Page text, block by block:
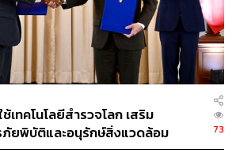
รามีโรงเรียนที่ยอดเยี่ยมทั้งการเรียนการ
บ้าน การเรียนการสอนของโรงเรียน
รพ นั้นมีการปรับเปลี่ยนอยู่ตลอดเวลา
ช่น Eco-Curriculum ที่เน้นย้ำเรื่องการ
ก่นักเรียนและบุคลากรทุกคน รวมถึง
ร์แกนิกเป็นของตัวเองในโรงเรียนอีก
นึกกำลังความกรีนในเมือง T77 อย่าง
ริจึงได้เพิ่มพื้นที่สีเขียวให้กับเด็กๆ
เทคโนโลยีสำรวจโลก เสริม
ยพิบัติและอนุรักษ์สิ่งแวดล้อม
73